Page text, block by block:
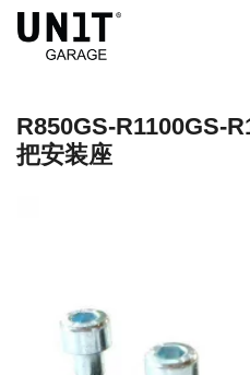
R850GS-R1100GS-
把安装座